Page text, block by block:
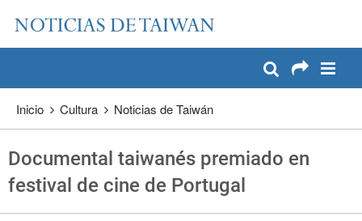
Pase a contenido principal
Inicio Cultura Noticias de Taiwán
Documental taiwanés premiado en
festival de cine de Portugal